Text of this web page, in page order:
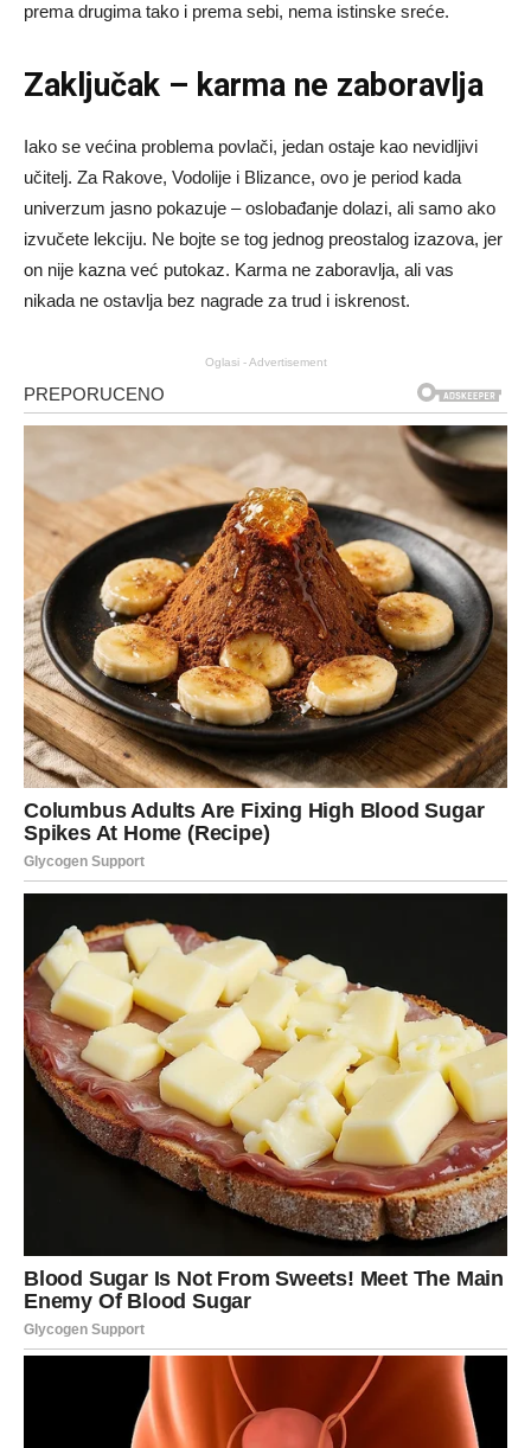
prema drugima tako i prema sebi, nema istinske sreće.
Zaključak – karma ne zaboravlja
Iako se većina problema povlači, jedan ostaje kao nevidljivi
učitelj. Za Rakove, Vodolije i Blizance, ovo je period kada
univerzum jasno pokazuje – oslobađanje dolazi, ali samo ako
izvučete lekciju. Ne bojte se tog jednog preostalog izazova, jer
on nije kazna već putokaz. Karma ne zaboravlja, ali vas
nikada ne ostavlja bez nagrade za trud i iskrenost.
Oglasi - Advertisement